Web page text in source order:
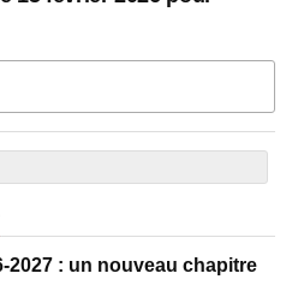
2027 : un nouveau chapitre